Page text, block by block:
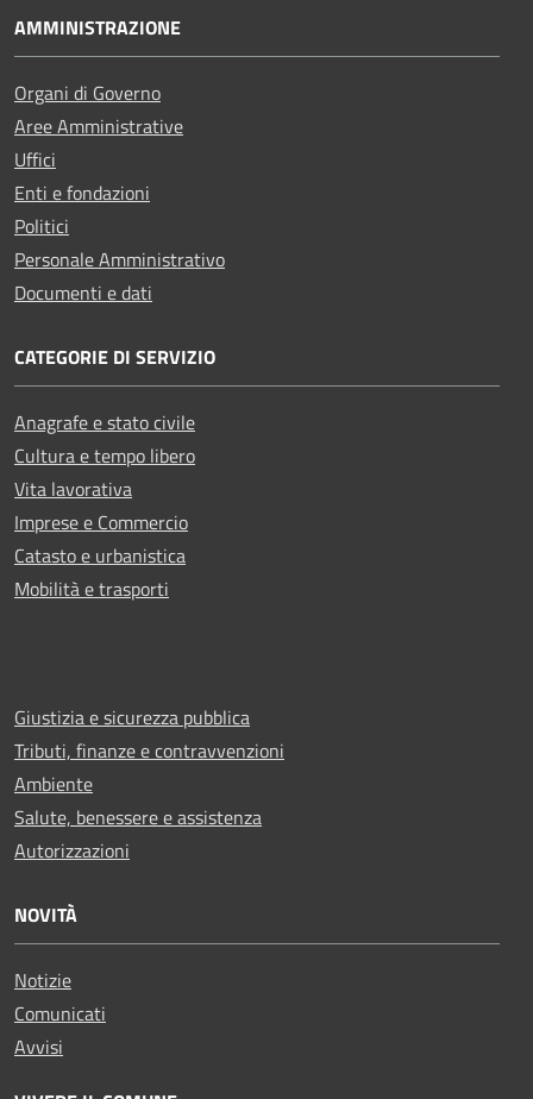
AMMINISTRAZIONE
Organi di Governo
Aree Amministrative
Uffici
Enti e fondazioni
Politici
Personale Amministrativo
Documenti e dati
CATEGORIE DI SERVIZIO
Anagrafe e stato civile
Cultura e tempo libero
Vita lavorativa
Imprese e Commercio
Catasto e urbanistica
Mobilità e trasporti
Giustizia e sicurezza pubblica
Tributi, finanze e contravvenzioni
Ambiente
Salute, benessere e assistenza
Autorizzazioni
NOVITÀ
Notizie
Comunicati
Avvisi